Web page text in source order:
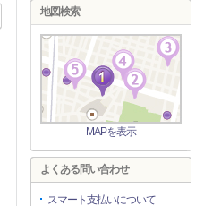
地図検索
MAPを表示
よくある問い合わせ
スマート支払いについて